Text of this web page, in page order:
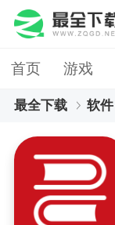
首页 游戏
最全下载 软件